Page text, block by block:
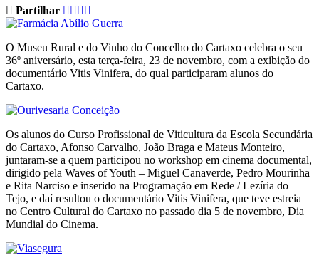
Partilhar
O Museu Rural e do Vinho do Concelho do Cartaxo celebra o seu
36º aniversário, esta terça-feira, 23 de novembro, com a exibição do
documentário Vitis Vinifera, do qual participaram alunos do
Cartaxo.
Os alunos do Curso Profissional de Viticultura da Escola Secundária
do Cartaxo, Afonso Carvalho, João Braga e Mateus Monteiro,
juntaram-se a quem participou no workshop em cinema documental,
dirigido pela Waves of Youth – Miguel Canaverde, Pedro Mourinha
e Rita Narciso e inserido na Programação em Rede / Lezíria do
Tejo, e daí resultou o documentário Vitis Vinifera, que teve estreia
no Centro Cultural do Cartaxo no passado dia 5 de novembro, Dia
Mundial do Cinema.